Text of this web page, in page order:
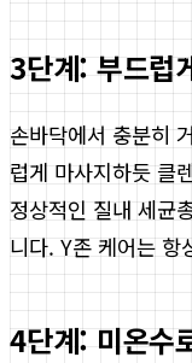
3단계: 부드럽
손바닥에서 충분히
럽게 마사지하듯 클
정상적인 질내 세균
니다. Y존 케어는 항
4단계: 미온수